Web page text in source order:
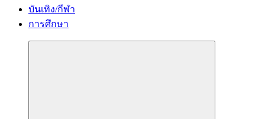
บันเทิง/กีฬา
การศึกษา